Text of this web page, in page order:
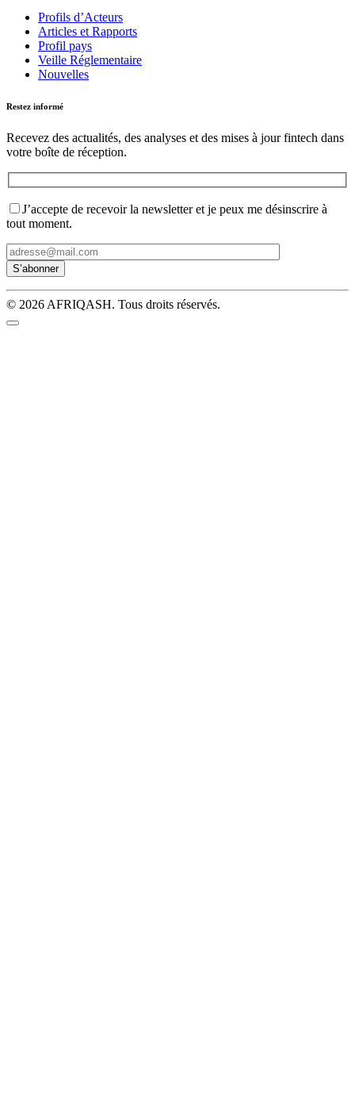
Profils d’Acteurs
Articles et Rapports
Profil pays
Veille Réglementaire
Nouvelles
Restez informé
Recevez des actualités, des analyses et des mises à jour fintech dans
votre boîte de réception.
J’accepte de recevoir la newsletter et je peux me désinscrire à
tout moment.
© 2026 AFRIQASH. Tous droits réservés.